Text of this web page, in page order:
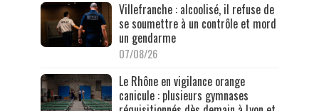
Villefranche : alcoolisé, il refuse de
se soumettre à un contrôle et mord
un gendarme
07/08/26
Le Rhône en vigilance orange
canicule : plusieurs gymnases